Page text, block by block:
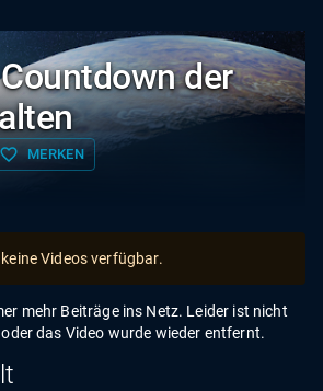
der
favorite_border MERKEN
Videos verfügbar.
mehr Beiträge ins Netz. Leider ist nicht
das Video wurde wieder entfernt.